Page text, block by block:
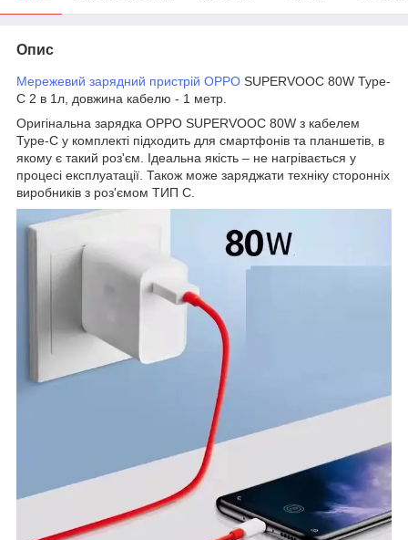
Опис
Мережевий зарядний пристрій OPPO SUPERVOOC 80W Type-
C 2 в 1л, довжина кабелю - 1 метр.
Оригінальна зарядка OPPO SUPERVOOC 80W з кабелем
Type-C у комплекті підходить для смартфонів та планшетів, в
якому є такий роз'єм. Ідеальна якість – не нагрівається у
процесі експлуатації. Також може заряджати техніку сторонніх
виробників з роз'ємом ТИП С.